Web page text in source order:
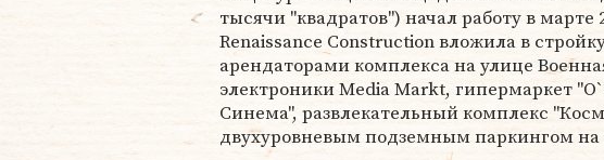
тысячи "квадратов") начал работу в марте
Renaissance Construction вложила в
арендаторами комплекса на улице
электроники Media Markt, гипермаркет
Синема", развлекательный комплекс
двухуровневым подземным паркингом